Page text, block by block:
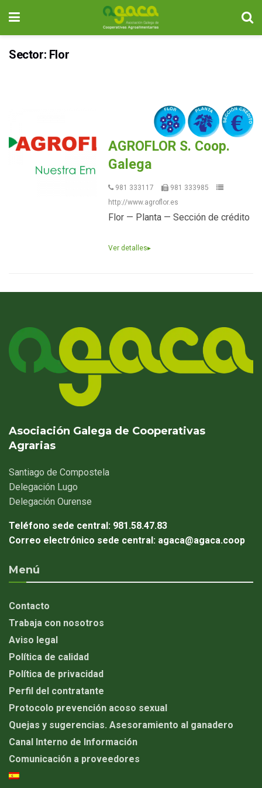
Sector: Flor
AGROFLOR S. Coop.
Galega
981 333117
981 333985
http://www.agroflor.es
Flor — Planta — Sección de crédito
Ver detalles▸
Asociación Galega de Cooperativas
Agrarias
Santiago de Compostela
Delegación Lugo
Delegación Ourense
Teléfono sede central: 981.58.47.83
Correo electrónico sede central: agaca@agaca.coop
Menú
Contacto
Trabaja con nosotros
Aviso legal
Política de calidad
Política de privacidad
Perfil del contratante
Protocolo prevención acoso sexual
Quejas y sugerencias. Asesoramiento al ganadero
Canal Interno de Información
Comunicación a proveedores